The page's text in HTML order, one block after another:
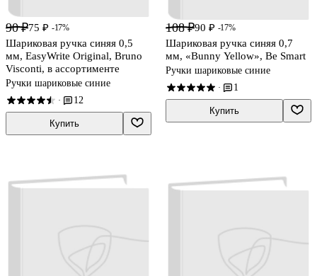
90 ₽75 ₽ -17%
Шариковая ручка синяя 0,5
мм, EasyWrite Original, Bruno
Visconti, в ассортименте
Ручки шариковые синие
· 12
Купить
108 ₽90 ₽ -17%
Шариковая ручка синяя 0,7
мм, «Bunny Yellow», Be Smart
Ручки шариковые синие
· 1
Купить